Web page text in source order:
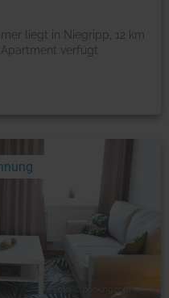
liegt in Niegripp, 12 km
verfügt
Foto: © booking.com